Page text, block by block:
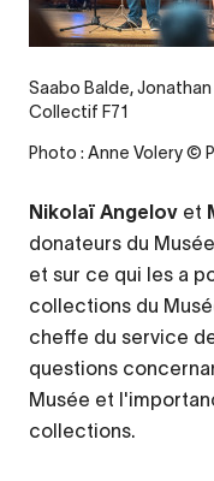
Saabo Balde,
Collectif F71
Photo : Anne Volery ©
Nikolaï Angelov et
donateurs du
et sur ce qui les a
collections du
cheffe du service
questions
Musée et
collections.